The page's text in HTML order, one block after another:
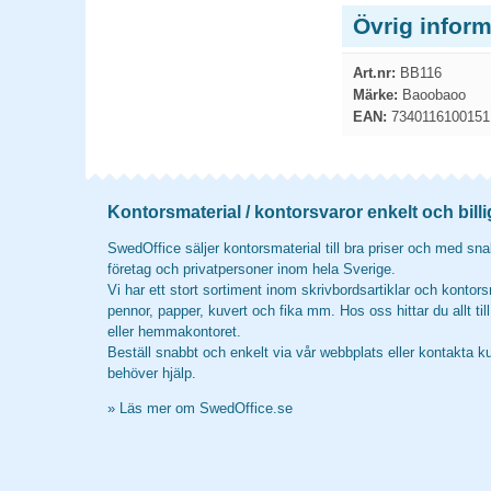
Övrig
Art.nr: BB116
Märke: Baoobaoo
EAN: 7340116100151
Kontorsmaterial / kontorsvaror enkelt och
SwedOffice säljer kontorsmaterial till bra priser och med
företag och privatpersoner inom hela Sverige.
Vi har ett stort sortiment inom skrivbordsartiklar och
pennor, papper, kuvert och fika mm. Hos oss hittar du allt
eller hemmakontoret.
Beställ snabbt och enkelt via vår webbplats eller kontakta
behöver hjälp.
» Läs mer om SwedOffice.se